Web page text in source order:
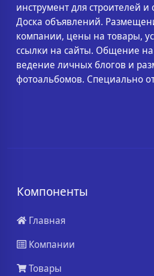
инструмент для строителей
Доска объявлений.
компании, цены на товары,
ссылки на сайты. Общение
ведение личных блогов и
фотоальбомов. Специально
Компоненты
Главная
Компании
Товары